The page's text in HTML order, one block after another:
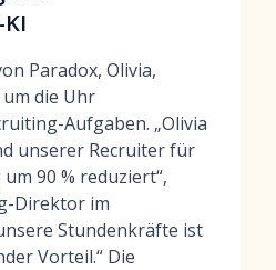
Paradox, Olivia,
die Uhr
Aufgaben. „Olivia
unserer Recruiter für
90 % reduziert“,
Direktor im
Stundenkräfte ist
Vorteil.“ Die